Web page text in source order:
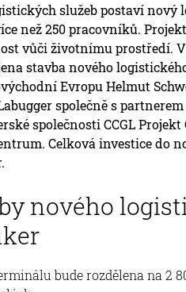
služeb postaví nový
než 250 pracovníků.
vůči životnímu prostředí.
stavba nového
Evropu Helmut
společně s
společnosti CCGL
Celková investice do
nového
bude rozdělena na 2